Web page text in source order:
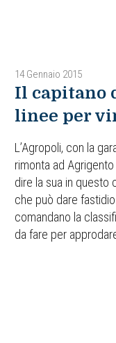
14 Gennaio 2015
Il capitano
linee per
L’Agropoli, con la
rimonta ad
dire la sua in questo
che può dare
comandano la
da fare per